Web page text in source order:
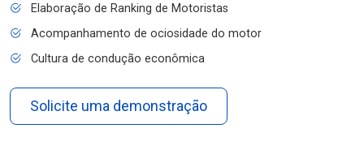
Elaboração de Ranking de Motoristas
Acompanhamento de ociosidade do motor
Cultura de condução econômica
Solicite uma demonstração